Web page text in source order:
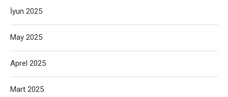
İyun 2025
May 2025
Aprel 2025
Mart 2025